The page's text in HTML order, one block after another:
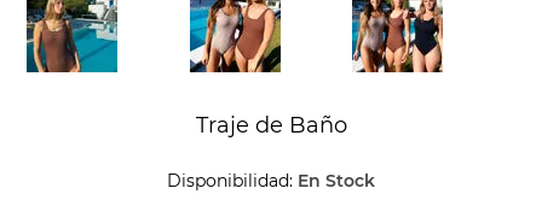
Traje de Baño
Disponibilidad: En Stock